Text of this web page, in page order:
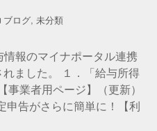
ブログ, 未分類
報のマイナポータル連携
ました。 １．「給与所得
業者用ページ】（更新）
申告がさらに簡単に！【利